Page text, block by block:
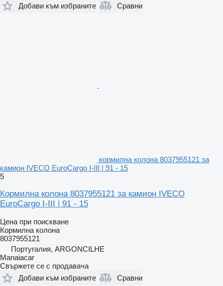
Добави към избраните
Сравни
кормилна колона 8037955121 за
камион IVECO EuroCargo I-III | 91 - 15
5
Кормилна колона 8037955121 за камион IVECO
EuroCargo I-III | 91 - 15
Цена при поискване
Кормилна колона
8037955121
Португалия, ARGONCILHE
Manaiacar
Свържете се с продавача
Добави към избраните
Сравни